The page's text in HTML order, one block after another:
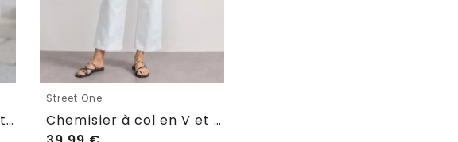
Blouse à manches courtes avec col en V et détails en dentell
Street One
Chemisier à col en V et volants